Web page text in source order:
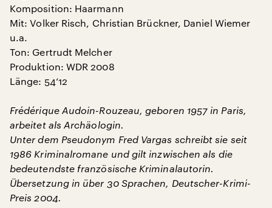
Komposition: Haarmann
Mit: Volker Risch, Christian Brückner, Daniel Wiemer
u.a.
Ton: Gertrudt Melcher
Produktion: WDR 2008
Länge: 54‘12
Frédérique Audoin-Rouzeau, geboren 1957 in Paris,
arbeitet als Archäologin.
Unter dem Pseudonym Fred Vargas schreibt sie seit
1986 Kriminalromane und gilt inzwischen als die
bedeutendste französische Kriminalautorin.
Übersetzung in über 30 Sprachen, Deutscher-Krimi-
Preis 2004.